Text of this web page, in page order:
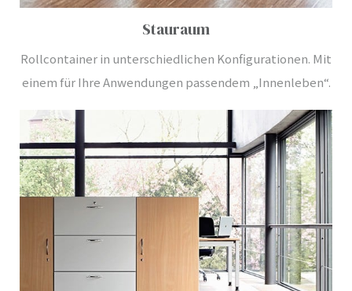
Stauraum
Rollcontainer in unterschiedlichen Konfigurationen. Mit
einem für Ihre Anwendungen passendem „Innenleben“.